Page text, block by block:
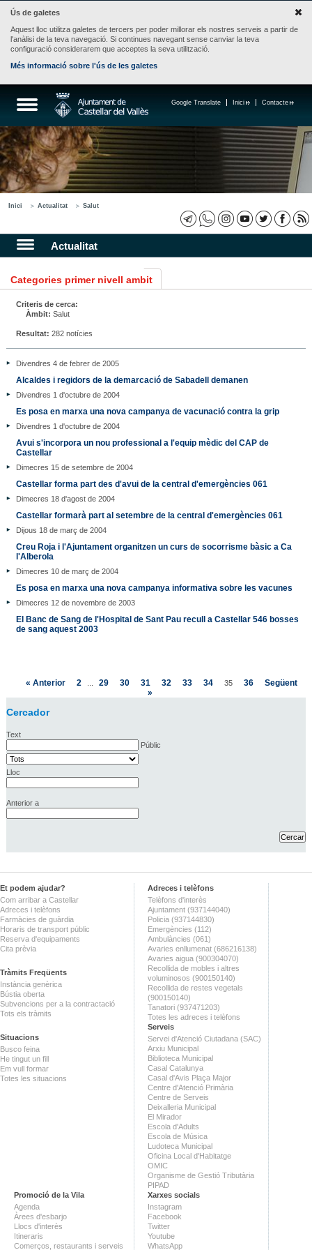
Ús de galetes
Aquest lloc utilitza galetes de tercers per poder millorar els nostres serveis a partir de
l'anàlisi de la teva navegació. Si continues navegant sense canviar la teva
configuració considerarem que acceptes la seva utilització.
Més informació sobre l'ús de les galetes
Contacte
Inici
Google Translate
Inici Actualitat Salut
Actualitat
Categories primer nivell ambit
Criteris de cerca:
Àmbit: Salut
Resultat: 282 notícies
Divendres 4 de febrer de 2005
Alcaldes i regidors de la demarcació de Sabadell demanen
Divendres 1 d'octubre de 2004
Es posa en marxa una nova campanya de vacunació contra la grip
Divendres 1 d'octubre de 2004
Avui s'incorpora un nou professional a l'equip mèdic del CAP de
Castellar
Dimecres 15 de setembre de 2004
Castellar forma part des d'avui de la central d'emergències 061
Dimecres 18 d'agost de 2004
Castellar formarà part al setembre de la central d'emergències 061
Dijous 18 de març de 2004
Creu Roja i l'Ajuntament organitzen un curs de socorrisme bàsic a Ca
l'Alberola
Dimecres 10 de març de 2004
Es posa en marxa una nova campanya informativa sobre les vacunes
Dimecres 12 de novembre de 2003
El Banc de Sang de l'Hospital de Sant Pau recull a Castellar 546 bosses
de sang aquest 2003
« Anterior 2 29 30 31 32 33 34 35 36
Següent
»
Cercador
Text
Públic
Lloc
Anterior a
Et podem ajudar?
Com arribar a Castellar
Adreces i telèfons
Farmàcies de guàrdia
Horaris de transport públic
Reserva d'equipaments
Cita prèvia
Tràmits Freqüents
Instància genèrica
Bústia oberta
Subvencions per a la contractació
Tots els tràmits
Situacions
Busco feina
He tingut un fill
Em vull formar
Totes les situacions
Adreces i telèfons
Telèfons d'interès
Ajuntament (937144040)
Policia (937144830)
Emergències (112)
Ambulàncies (061)
Avaries enllumenat (686216138)
Avaries aigua (900304070)
Recollida de mobles i altres
voluminosos (900150140)
Recollida de restes vegetals
(900150140)
Tanatori (937471203)
Totes les adreces i telèfons
Serveis
Servei d'Atenció Ciutadana (SAC)
Arxiu Municipal
Biblioteca Municipal
Casal Catalunya
Casal d'Avis Plaça Major
Centre d'Atenció Primària
Centre de Serveis
Deixalleria Municipal
El Mirador
Escola d'Adults
Escola de Música
Ludoteca Municipal
Oficina Local d'Habitatge
OMIC
Organisme de Gestió Tributària
PIPAD
Promoció de la Vila
Agenda
Àrees d'esbarjo
Llocs d'interès
Itineraris
Comerços, restaurants i serveis
Xarxes socials
Instagram
Facebook
Twitter
Youtube
WhatsApp